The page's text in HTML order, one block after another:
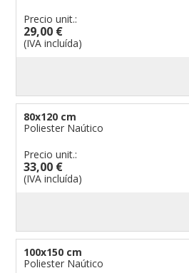
Precio unit.:
29,00 €
(IVA incluída)
80x120 cm
Poliester Naútico
Precio unit.:
33,00 €
(IVA incluída)
100x150 cm
Poliester Naútico